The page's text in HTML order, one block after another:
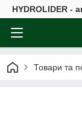
HYDROLIDER -
Товари та